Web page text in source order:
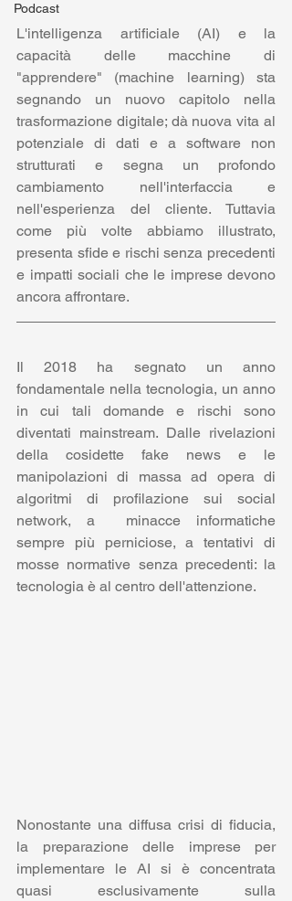
Podcast
L'intelligenza artificiale (AI) e la
capacità delle macchine di
"apprendere" (machine learning) sta
segnando un nuovo capitolo nella
trasformazione digitale; dà nuova vita al
potenziale di dati e a software non
strutturati e segna un profondo
cambiamento nell'interfaccia e
nell'esperienza del cliente. Tuttavia
come più volte abbiamo illustrato,
presenta sfide e rischi senza precedenti
e impatti sociali che le imprese devono
ancora affrontare.
Il 2018 ha segnato un anno
fondamentale nella tecnologia, un anno
in cui tali domande e rischi sono
diventati mainstream. Dalle rivelazioni
della cosidette fake news e le
manipolazioni di massa ad opera di
algoritmi di profilazione sui social
network, a  minacce informatiche
sempre più perniciose, a tentativi di
mosse normative senza precedenti: la
tecnologia è al centro dell'attenzione.
Nonostante una diffusa crisi di fiducia,
la preparazione delle imprese per
implementare le AI si è concentrata
quasi esclusivamente sulla